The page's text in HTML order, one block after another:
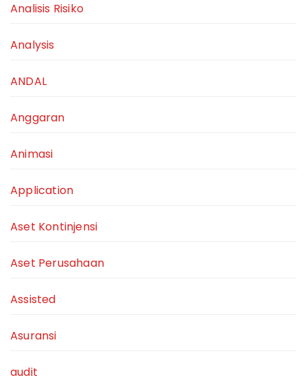
Analisis Risiko
Analysis
ANDAL
Anggaran
Animasi
Application
Aset Kontinjensi
Aset Perusahaan
Assisted
Asuransi
audit